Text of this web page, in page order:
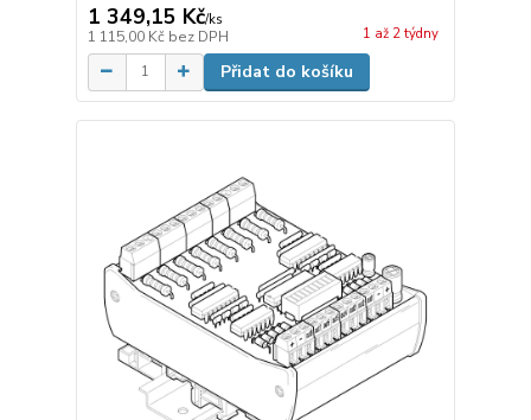
1 349,15 Kč/ks
1 115,00 Kč bez DPH 1 až 2 týdny
Přidat do košíku